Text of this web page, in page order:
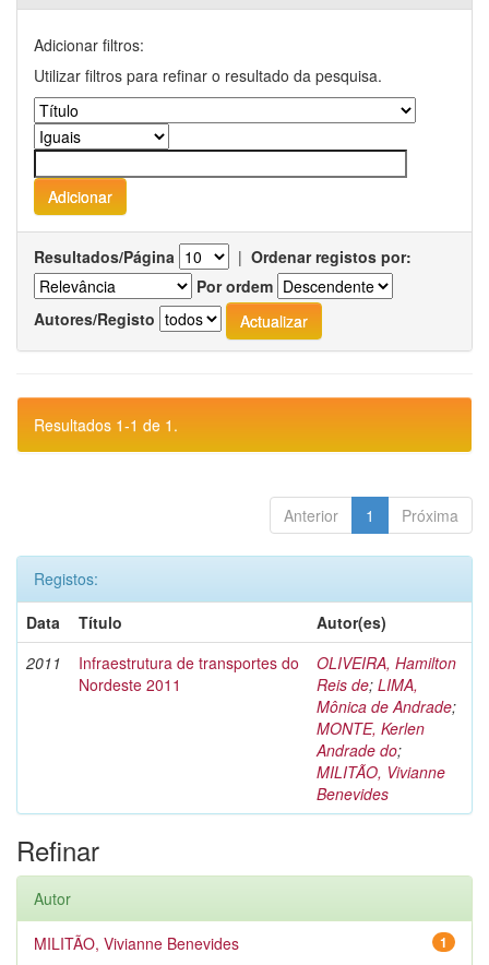
Adicionar filtros:
Utilizar filtros para refinar o resultado da pesquisa.
Resultados/Página | Ordenar registos por:
Por ordem
Autores/Registo
Resultados 1-1 de 1.
Anterior 1 Próxima
Registos:
Data
Título
Autor(es)
2011
Infraestrutura de transportes do
Nordeste 2011
OLIVEIRA, Hamilton
Reis de; LIMA,
Mônica de Andrade;
MONTE, Kerlen
Andrade do;
MILITÃO, Vivianne
Benevides
Refinar
Autor
1
MILITÃO, Vivianne Benevides